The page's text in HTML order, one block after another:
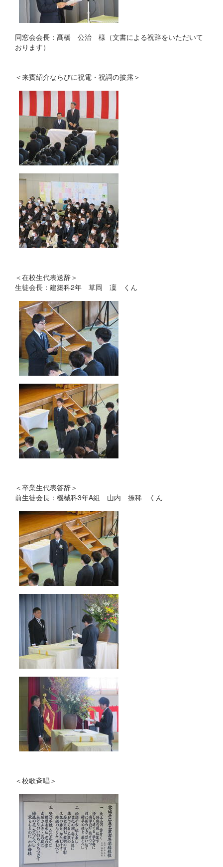
同窓会会長：髙橋 公治 様（文書による祝辞をいただいて
おります）
＜来賓紹介ならびに祝電・祝詞の披露＞
＜在校生代表送辞＞
生徒会長：建築科2年 草岡 凜 くん
＜卒業生代表答辞＞
前生徒会長：機械科3年A組 山内 捺稀 くん
＜校歌斉唱＞